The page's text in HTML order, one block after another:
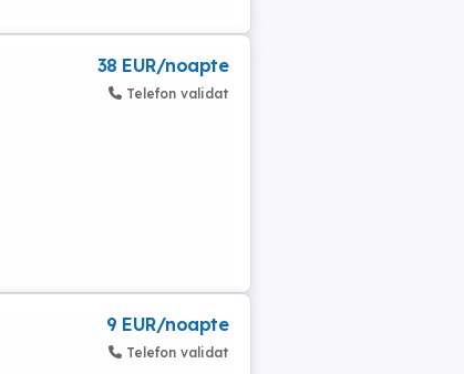
38 EUR/noapte
Telefon validat
9 EUR/noapte
Telefon validat